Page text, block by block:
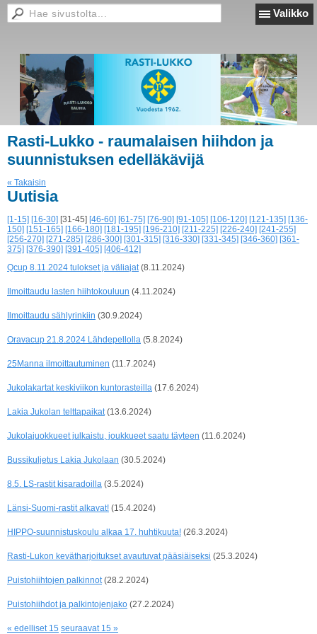
Valikko
Rasti-Lukko - raumalaisen hiihdon ja
suunnistuksen edelläkävijä
« Takaisin
Uutisia
[1-15] [16-30] [31-45] [46-60] [61-75] [76-90] [91-105] [106-120] [121-135] [136-
150] [151-165] [166-180] [181-195] [196-210] [211-225] [226-240] [241-255]
[256-270] [271-285] [286-300] [301-315] [316-330] [331-345] [346-360] [361-
375] [376-390] [391-405] [406-412]
Qcup 8.11.2024 tulokset ja väliajat (8.11.2024)
Ilmoittaudu lasten hiihtokouluun (4.11.2024)
Ilmoittaudu sählyrinkiin (30.9.2024)
Oravacup 21.8.2024 Lähdepellolla (5.8.2024)
25Manna ilmoittautuminen (11.7.2024)
Jukolakartat keskiviikon kuntorasteilla (17.6.2024)
Lakia Jukolan telttapaikat (13.6.2024)
Jukolajuokkueet julkaistu, joukkueet saatu täyteen (11.6.2024)
Bussikuljetus Lakia Jukolaan (30.5.2024)
8.5. LS-rastit kisaradoilla (3.5.2024)
Länsi-Suomi-rastit alkavat! (15.4.2024)
HIPPO-suunnistuskoulu alkaa 17. huhtikuuta! (26.3.2024)
Rasti-Lukon kevätharjoitukset avautuvat pääsiäiseksi (25.3.2024)
Puistohiihtojen palkinnot (28.2.2024)
Puistohiihdot ja palkintojenjako (27.2.2024)
« edelliset 15 seuraavat 15 »